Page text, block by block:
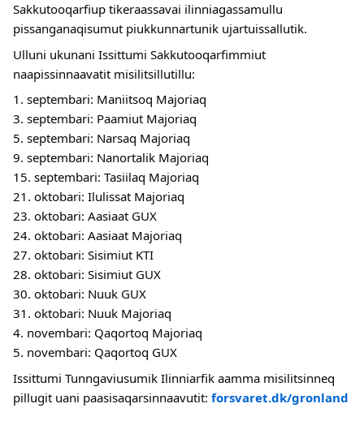
Sakkutooqarfiup tikeraassavai ilinniagassamullu
pissanganaqisumut piukkunnartunik ujartuissallutik.
Ulluni ukunani Issittumi Sakkutooqarfimmiut
naapissinnaavatit misilitsillutillu:
1. septembari: Maniitsoq Majoriaq
3. septembari: Paamiut Majoriaq
5. septembari: Narsaq Majoriaq
9. septembari: Nanortalik Majoriaq
15. septembari: Tasiilaq Majoriaq
21. oktobari: Ilulissat Majoriaq
23. oktobari: Aasiaat GUX
24. oktobari: Aasiaat Majoriaq
27. oktobari: Sisimiut KTI
28. oktobari: Sisimiut GUX
30. oktobari: Nuuk GUX
31. oktobari: Nuuk Majoriaq
4. novembari: Qaqortoq Majoriaq
5. novembari: Qaqortoq GUX
Issittumi Tunngaviusumik Ilinniarfik aamma misilitsinneq
pillugit uani paasisaqarsinnaavutit: forsvaret.dk/gronland